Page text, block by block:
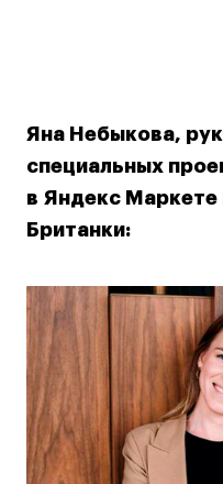
Искусство
Фотография
Все программы
Техникум
Специалист кино-
Графический
Цифровой
Яна Небыкова,
специальных
в Яндекс Маркете
Британки: